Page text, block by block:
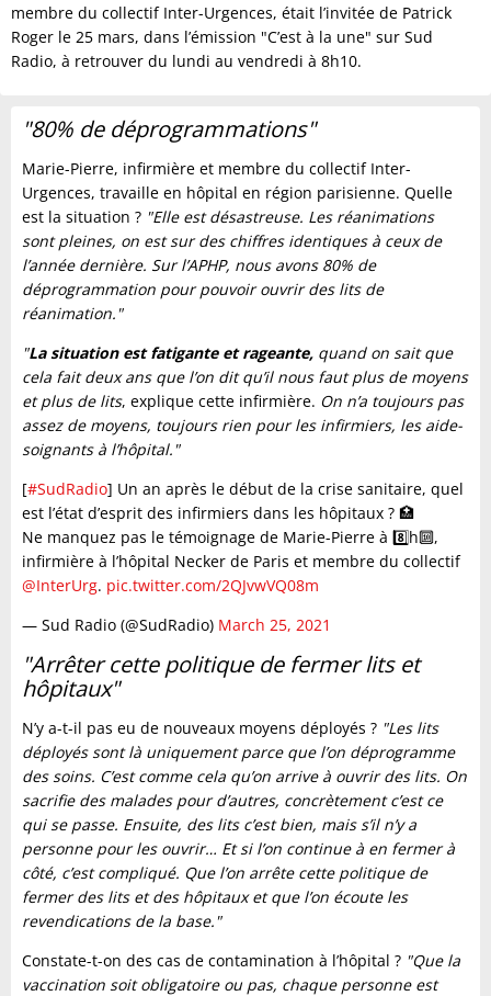
membre du collectif Inter-Urgences, était l’invitée de Patrick
Roger le 25 mars, dans l’émission "C’est à la une" sur Sud
Radio, à retrouver du lundi au vendredi à 8h10.
"80% de déprogrammations"
Marie-Pierre, infirmière et membre du collectif Inter-
Urgences, travaille en hôpital en région parisienne. Quelle
est la situation ? "Elle est désastreuse. Les réanimations
sont pleines, on est sur des chiffres identiques à ceux de
l’année dernière. Sur l’APHP, nous avons 80% de
déprogrammation pour pouvoir ouvrir des lits de
réanimation."
"La situation est fatigante et rageante, quand on sait que
cela fait deux ans que l’on dit qu’il nous faut plus de moyens
et plus de lits, explique cette infirmière. On n’a toujours pas
assez de moyens, toujours rien pour les infirmiers, les aide-
soignants à l’hôpital."
[#SudRadio] Un an après le début de la crise sanitaire, quel
est l’état d’esprit des infirmiers dans les hôpitaux ? 🏥
Ne manquez pas le témoignage de Marie-Pierre à 8️⃣h🔟,
infirmière à l’hôpital Necker de Paris et membre du collectif
@InterUrg. pic.twitter.com/2QJvwVQ08m
— Sud Radio (@SudRadio) March 25, 2021
"Arrêter cette politique de fermer lits et
hôpitaux"
N’y a-t-il pas eu de nouveaux moyens déployés ? "Les lits
déployés sont là uniquement parce que l’on déprogramme
des soins. C’est comme cela qu’on arrive à ouvrir des lits. On
sacrifie des malades pour d’autres, concrètement c’est ce
qui se passe. Ensuite, des lits c’est bien, mais s’il n’y a
personne pour les ouvrir… Et si l’on continue à en fermer à
côté, c’est compliqué. Que l’on arrête cette politique de
fermer des lits et des hôpitaux et que l’on écoute les
revendications de la base."
Constate-t-on des cas de contamination à l’hôpital ? "Que la
vaccination soit obligatoire ou pas, chaque personne est